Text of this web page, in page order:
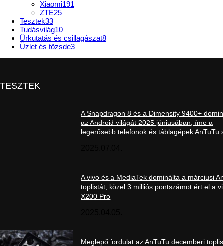
Xiaomi191
ZTE25
Tesztek33
Tudásvilág10
Űrkutatás és csillagászat8
Üzlet és tőzsde3
TESZTEK
A Snapdragon 8 és a Dimensity 9400+
az Android világát 2025 júniusában; íme a
legerősebb telefonok és táblagépek AnTuTu
A vivo és a MediaTek dominálta a márciusi
toplistát; közel 3 milliós pontszámot ért el a
X200 Pro
Meglepő fordulat az AnTuTu decemberi